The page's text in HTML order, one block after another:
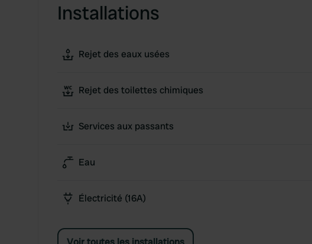
Installations
Rejet des eaux usées
Rejet des toilettes chimiques
Services aux passants
Eau
Électricité (16A)